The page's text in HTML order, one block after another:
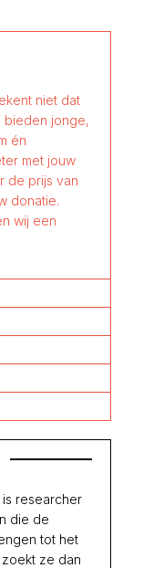
niet dat
bieden jonge,
én
met jouw
de prijs van
donatie.
wij een
is researcher
die de
tot het
ze dan